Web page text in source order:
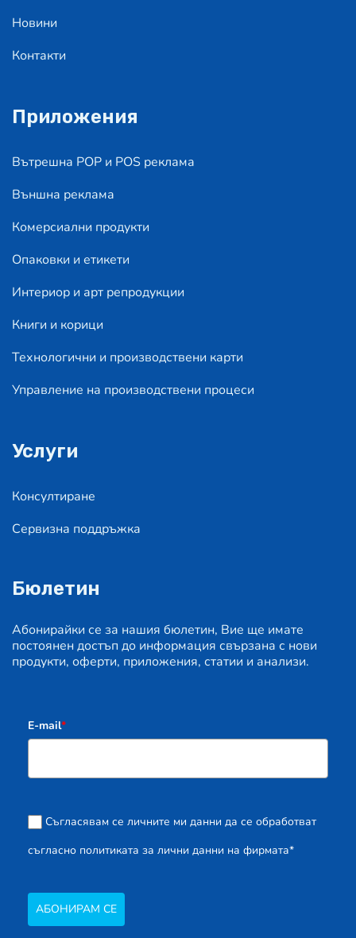
Новини
Контакти
Приложения
Вътрешна POP и POS реклама
Външна реклама
Комерсиални продукти
Опаковки и етикети
Интериор и арт репродукции
Книги и корици
Технологични и производствени карти
Управление на производствени процеси
Услуги
Консултиране
Сервизна поддръжка
Бюлетин
Абонирайки се за нашия бюлетин, Вие ще имате
постоянен достъп до информация свързана с нови
продукти, оферти, приложения, статии и анализи.
E-mail*
Съгласявам се личните ми данни да се обработват
съгласно политиката за лични данни на фирмата*
АБОНИРАМ СЕ